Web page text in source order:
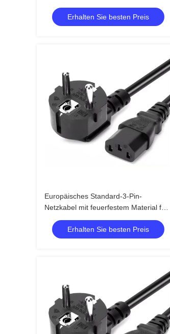
mit vergoldeten Kontakten und blanken
KupferleiternErhalten Sie besten Preis
Europäisches Standard-3-Pin-
Netzkabel mit feuerfestem Material für
Laptop- und PC-Netzteile
Erhalten Sie besten Preis